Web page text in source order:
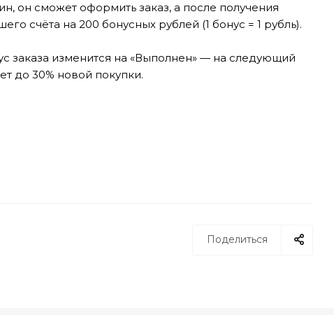
он сможет оформить заказ, а после получения
счёта на 200 бонусных рублей (1 бонус = 1 рубль).
заказа изменится на «Выполнен» — на следующий
до 30% новой покупки.
Поделиться